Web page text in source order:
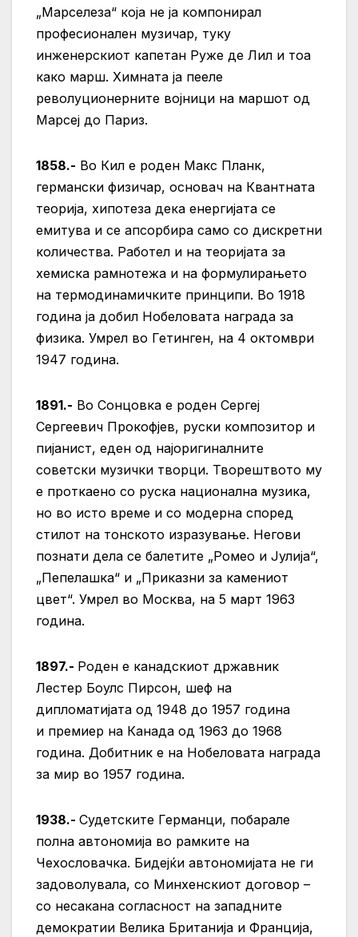
„Марселеза“ која не ја компонирал
професионален музичар, туку
инженерскиот капетан Руже де Лил и тоа
како марш. Химната ја пееле
револуционерните војници на маршот од
Марсеј до Париз.
1858.- Во Кил е роден Макс Планк,
германски физичар, основач на Квантната
теорија, хипотеза дека енергијата се
емитува и се апсорбира само со дискретни
количества. Работел и на теоријата за
хемиска рамнотежа и на формулирањето
на термодинамичките принципи. Во 1918
година ја добил Нобеловата награда за
физика. Умрел во Гетинген, на 4 октомври
1947 година.
1891.- Во Сонцовка е роден Сергеј
Сергеевич Прокофјев, руски композитор и
пијанист, еден од најоригиналните
советски музички творци. Творештвото му
е проткаено со руска национална музика,
но во исто време и со модерна според
стилот на тонското изразување. Негови
познати дела се балетите „Ромео и Јулија“,
„Пепелашка“ и „Приказни за камениот
цвет“. Умрел во Москва, на 5 март 1963
година.
1897.- Роден е канадскиот државник
Лестер Боулс Пирсон, шеф на
дипломатијата од 1948 до 1957 година
и премиер на Канада од 1963 до 1968
година. Добитник е на Нобеловата награда
за мир во 1957 година.
1938.- Судетските Германци, побарале
полна автономија во рамките на
Чехословачка. Бидејќи автономијата не ги
задоволувала, со Минхенскиот договор –
со несакана согласност на западните
демократии Велика Британија и Франција,